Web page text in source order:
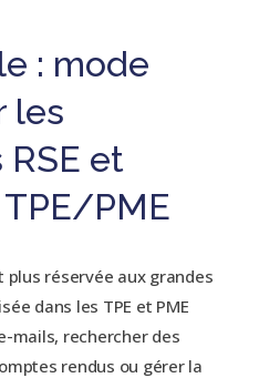
: mode
les
et
PME
plus réservée aux grandes
dans les TPE et PME
mails, rechercher des
rendus ou gérer la